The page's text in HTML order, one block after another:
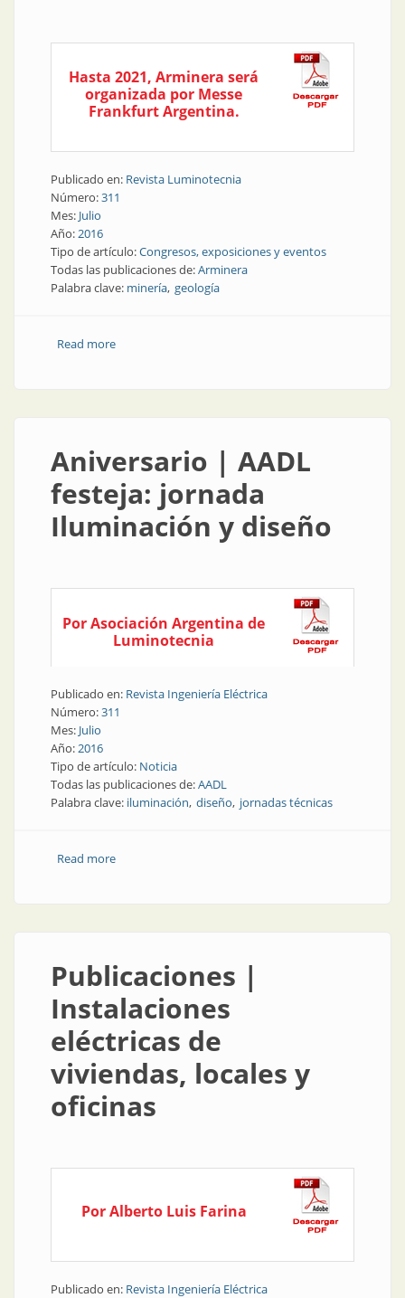
Hasta 2021, Arminera será
organizada por Messe
Frankfurt Argentina.
Publicado en: Revista Luminotecnia
Número:311
Mes: Julio
Año:2016
Tipo de artículo:Congresos, exposiciones y eventos
Todas las publicaciones de:Arminera
Palabra clave: minería geología
Read moreabout Congresos y exposiciones | Arminera tiene
Aniversario | AADL
festeja: jornada
Iluminación y diseño
Por Asociación Argentina de
Luminotecnia
Publicado en: Revista Ingeniería Eléctrica
Número:311
Mes: Julio
Año:2016
Tipo de artículo: Noticia
Todas las publicaciones de:AADL
Palabra clave: iluminación diseño jornadas técnicas
Read moreabout Aniversario | AADL festeja: jornada Iluminación
Publicaciones |
Instalaciones
eléctricas de
viviendas, locales y
oficinas
Por Alberto Luis Farina
Publicado en: Revista Ingeniería Eléctrica